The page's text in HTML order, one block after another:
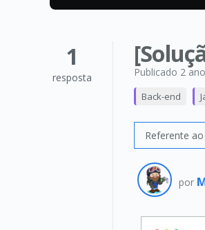
1
resposta Publicado 2
Back-end
Referente
por